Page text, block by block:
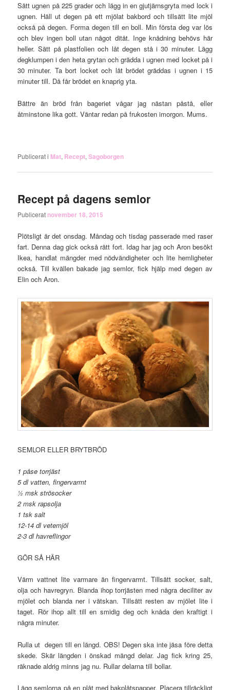
Sätt ugnen på 225 grader och lägg in en gjutjärnsgryta med lock i
ugnen. Häll ut degen på ett mjölat bakbord och tillsätt lite mjöl
också på degen. Forma degen till en boll. Min första deg var lös
och blev ingen boll utan något ditåt. Inge knådning behövs här
heller. Sätt på plastfolien och låt degen stå i 30 minuter. Lägg
degklumpen i den heta grytan och grädda i ugnen med locket på i
30 minuter. Ta bort locket och låt brödet gräddas i ugnen i 15
minuter till. Då får brödet en knaprig yta.
Bättre än bröd från bageriet vågar jag nästan påstå, eller
åtminstone lika gott. Väntar redan på frukosten imorgon. Mums.
Publicerat i Mat, Recept,Sagoborgen
Recept på dagens semlor
Publicerat november 18, 2015
Plötsligt är det onsdag. Måndag och tisdag passerade med raser
fart. Denna dag gick också rätt fort. Idag har jag och Aron besökt
Ikea, handlat mängder med nödvändigheter och lite hemligheter
också. Till kvällen bakade jag semlor, fick hjälp med degen av
Elin och Aron.
SEMLOR ELLER BRYTBRÖD
1 påse torrjäst
5 dl vatten, fingervarmt
½ msk strösocker
2 msk rapsolja
1 tsk salt
12-14 dl vetemjöl
2-3 dl havreflingor
GÖR SÅ HÄR
Värm vattnet lite varmare än fingervarmt. Tillsätt socker, salt,
olja och havregryn. Blanda ihop torrjästen med några deciliter av
mjölet och blanda ner i vätskan. Tillsätt resten av mjölet lite i
taget. Rör ihop allt till en smidig deg och knåda den kraftigt i
några minuter.
Rulla ut degen till en längd. OBS! Degen ska inte jäsa före detta
skede. Skär längden i önskad mängd delar. Jag fick kring 25,
räknade aldrig minns jag nu. Rullar delarna till bollar.
Lägg semlorna på en plåt med bakplåtspapper. Placera tillräckligt